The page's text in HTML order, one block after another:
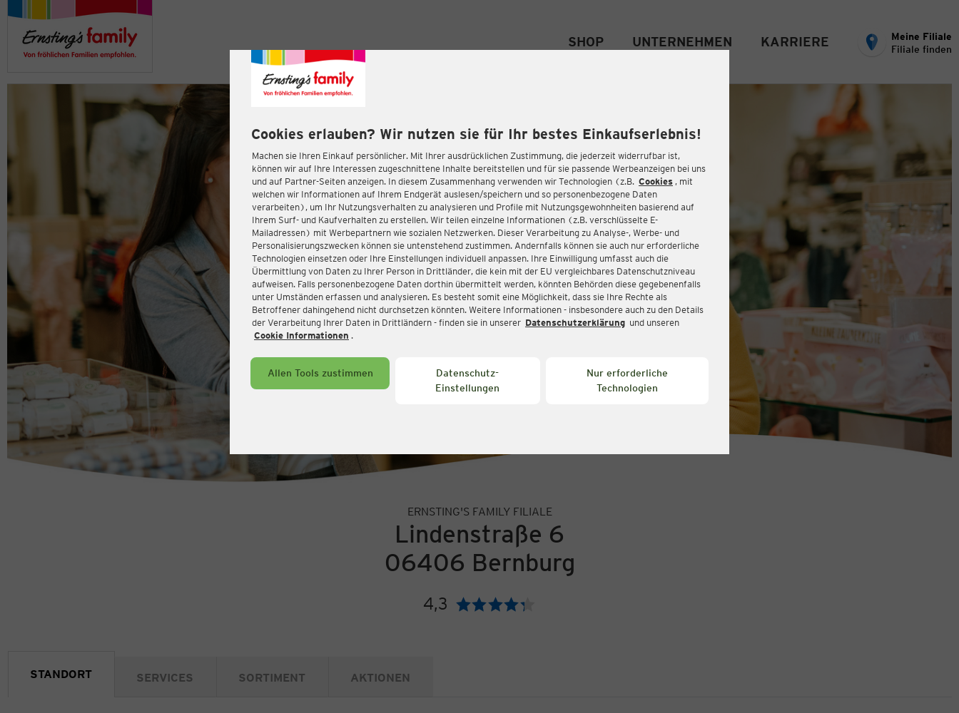
Cookies erlauben? Wir nutzen sie für Ihr bestes Einkaufserlebnis!
Machen sie Ihren Einkauf persönlicher. Mit Ihrer ausdrücklichen Zustimmung, die jederzeit widerrufbar ist,
können wir auf Ihre Interessen zugeschnittene Inhalte bereitstellen und für sie passende Werbeanzeigen bei uns
und auf Partner-Seiten anzeigen. In diesem Zusammenhang verwenden wir Technologien (z.B. Cookies , mit
welchen wir Informationen auf Ihrem Endgerät auslesen/speichern und so personenbezogene Daten
verarbeiten), um Ihr Nutzungsverhalten zu analysieren und Profile mit Nutzungsgewohnheiten basierend auf
Ihrem Surf- und Kaufverhalten zu erstellen. Wir teilen einzelne Informationen (z.B. verschlüsselte E-
Mailadressen) mit Werbepartnern wie sozialen Netzwerken. Dieser Verarbeitung zu Analyse-, Werbe- und
Personalisierungszwecken können sie untenstehend zustimmen. Andernfalls können sie auch nur erforderliche
Technologien einsetzen oder Ihre Einstellungen individuell anpassen. Ihre Einwilligung umfasst auch die
Übermittlung von Daten zu Ihrer Person in Drittländer, die kein mit der EU vergleichbares Datenschutzniveau
aufweisen. Falls personenbezogene Daten dorthin übermittelt werden, könnten Behörden diese gegebenenfalls
unter Umständen erfassen und analysieren. Es besteht somit eine Möglichkeit, dass sie Ihre Rechte als
Betroffener dahingehend nicht durchsetzen könnten. Weitere Informationen - insbesondere auch zu den Details
der Verarbeitung Ihrer Daten in Drittländern - finden sie in unserer Datenschutzerklärung und unseren
Cookie Informationen .
Allen Tools zustimmen
Datenschutz-
Einstellungen
Nur erforderliche
Technologien
SHOP UNTERNEHMEN KARRIERE
Meine Filiale
Filiale finden
ERNSTING'S FAMILY FILIALE
Lindenstraße 6
06406 Bernburg
4,3 Bewertung:
STANDORT SERVICES SORTIMENT AKTIONEN